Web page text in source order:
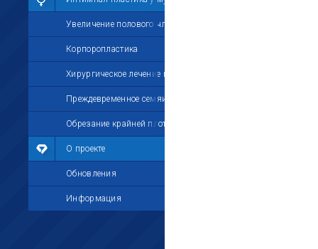
Увеличение полового члена
Корпоропластика
Хирургическое лечение импотенции
Преждевременное семяизвержение
Обрезание крайней плоти
О проекте
Обновления
Информация